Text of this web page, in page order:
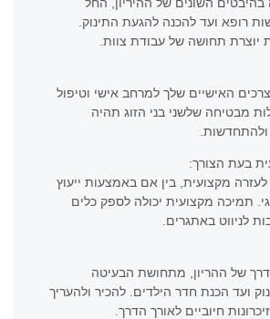
השונים של ההיריון, החל
רופא ועד להכנה להגעת התינוק.
יוצרת תחושה של עבודת צוות.
האישיים שלך למרחב אישי וטיפול
מבטיחה שלשני בני הזוג תהיה
בעת הצורך:
מקצועית, בין אם באמצעות ייעוץ
תמיכה מקצועית יכולה לספק כלים
לניווט באתגרים.
של ההריון, מתחושת הבעיטה
ועד הכנת חדר הילדים. להכיר ולהעריך
חיוביים לאורך הדרך.